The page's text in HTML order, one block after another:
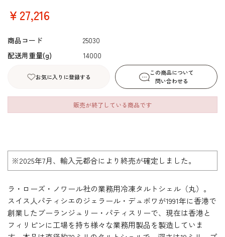
￥27,216
商品コード
25030
配送用重量(g)
14000
お気に入りに登録する
この商品について
問い合わせる
販売が終了している商品です
※2025年7月、輸入元都合により終売が確定しました。
ラ・ローズ・ノワール社の業務用冷凍タルトシェル（丸）。
スイス人パティシエのジェラール・デュボワが1991年に香港で
創業したブーランジュリー・パティスリーで、現在は香港と
フィリピンに工場を持ち様々な業務用製品を製造していま